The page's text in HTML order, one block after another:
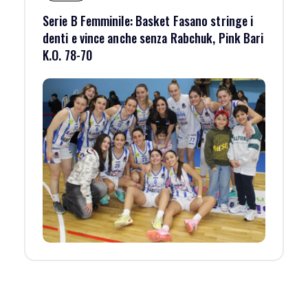
Serie B Femminile: Basket Fasano stringe i
denti e vince anche senza Rabchuk, Pink Bari
K.O. 78-70